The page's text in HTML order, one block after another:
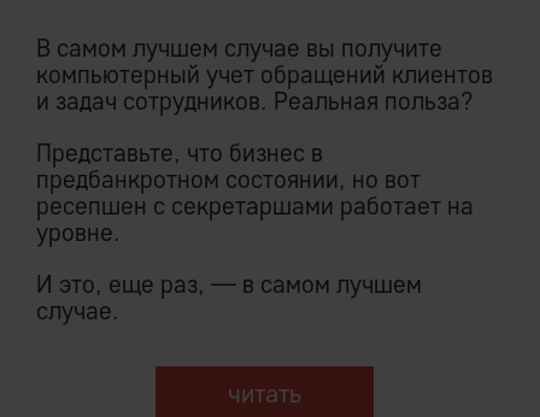
Маятникообразно сменяющие друг друга
действия которых и приводят
фундаментально сбалансированную
рыночную среду к регулярным кризисам.
Ноосфера станет надежным генератором
произвольного объема материальных
богатств, ограниченного лишь
доступностью энергетических ресурсов.
В самом лучшем случае вы получите
компьютерный учет обращений клиентов
и задач сотрудников. Реальная польза?
Представьте, что бизнес в
предбанкротном состоянии, но вот
ресепшен с секретаршами работает на
уровне.
И это, еще раз, — в самом лучшем
случае.
читать